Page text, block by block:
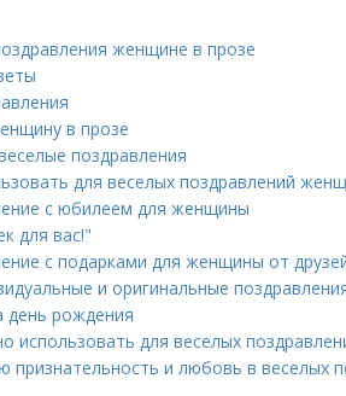
женщине в прозе
в прозе
поздравления
для веселых поздравлений
с юбилеем для женщины
для вас!"
с подарками для женщины от
и оригинальные
день рождения
использовать для веселых
и любовь в веселых